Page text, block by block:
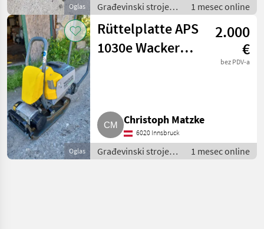
Oglas
Građevinski strojevi
/ Mali građevinski
strojevi
1 mesec online
Oglas
Rüttelplatte APS
1030e Wacker
2.000
€
bez PDV-a
Christoph Matzke
6020 Innsbruck
Građevinski strojevi
/ Mali građevinski
1 mesec online